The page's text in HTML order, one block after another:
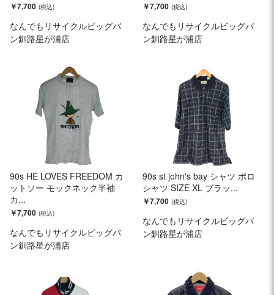
￥7,700
なんでもリサイクルビッグバ
ン釧路星が浦店
￥7,700
なんでもリサイクルビッグバ
ン釧路星が浦店
90s HE LOVES FREEDOM カ
ットソー モックネック半袖
カ...
￥7,700
なんでもリサイクルビッグバ
ン釧路星が浦店
90s st john's bay シャツ ポロ
シャツ SIZE XL ブラッ...
￥7,700
なんでもリサイクルビッグバ
ン釧路星が浦店